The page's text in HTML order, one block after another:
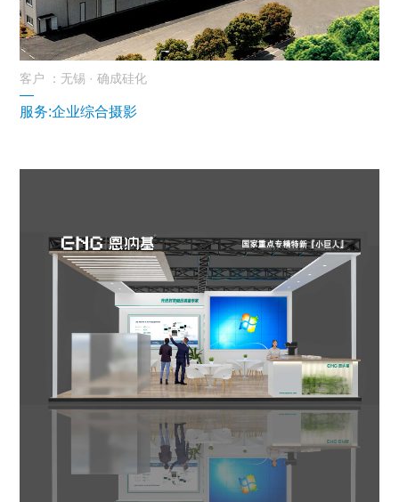
客户 ：无锡 · 确成硅化
—
服务:企业综合摄影